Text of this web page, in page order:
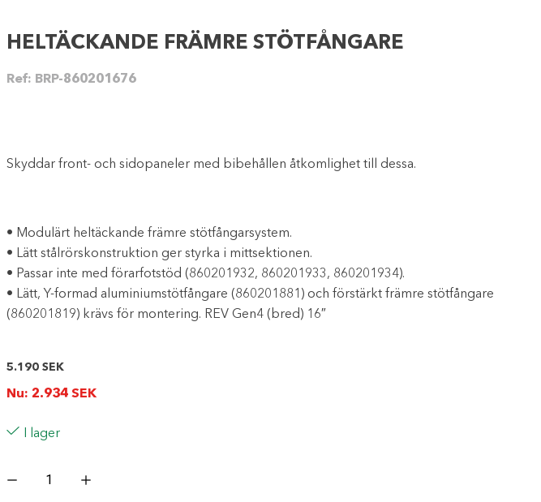
HELTÄCKANDE FRÄMRE STÖTFÅNGARE
Ref: BRP-860201676
Skyddar front- och sidopaneler med bibehållen åtkomlighet till dessa.
• Modulärt heltäckande främre stötfångarsystem.
• Lätt stålrörskonstruktion ger styrka i mittsektionen.
• Passar inte med förarfotstöd (860201932, 860201933, 860201934).
• Lätt, Y-formad aluminiumstötfångare (860201881) och förstärkt främre stötfångare
(860201819) krävs för montering. REV Gen4 (bred) 16″
5.190 SEK
Nu: 2.934 SEK
I lager
FRÄMRE